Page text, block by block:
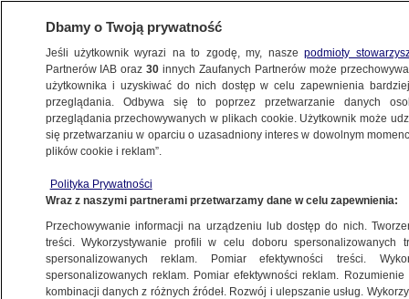
KULTURA I STYL
Partner
"Stresu nie ma, na razie jest
ogromna ekscytacja"
Tomasz-Marcin Wrona
14.05.2026, 10:45
Dbamy o Twoją prywatność
Jeśli użytkownik wyrazi na to zgodę, my, naszepodmioty
Partnerów IAB oraz30 innych Zaufanych Partnerów może
użytkownika i uzyskiwać do nich dostęp w celu zapewnienia
przeglądania. Odbywa się to poprzez przetwarzanie danych
przeglądania przechowywanych w plikach cookie. Użytkownik może
się przetwarzaniu w oparciu o uzasadniony interes w dowolnym
plików cookie i reklam”.
Polityka Prywatności
Wraz z naszymi partnerami przetwarzamy dane w celu zapewnienia:
Przechowywanie informacji na urządzeniu lub dostęp do nich.
treści. Wykorzystywanie profili w celu doboru spersonalizowanych
spersonalizowanych reklam. Pomiar efektywności treści.
spersonalizowanych reklam. Pomiar efektywności reklam.
kombinacji danych z różnych źródeł. Rozwój i ulepszanie usług.